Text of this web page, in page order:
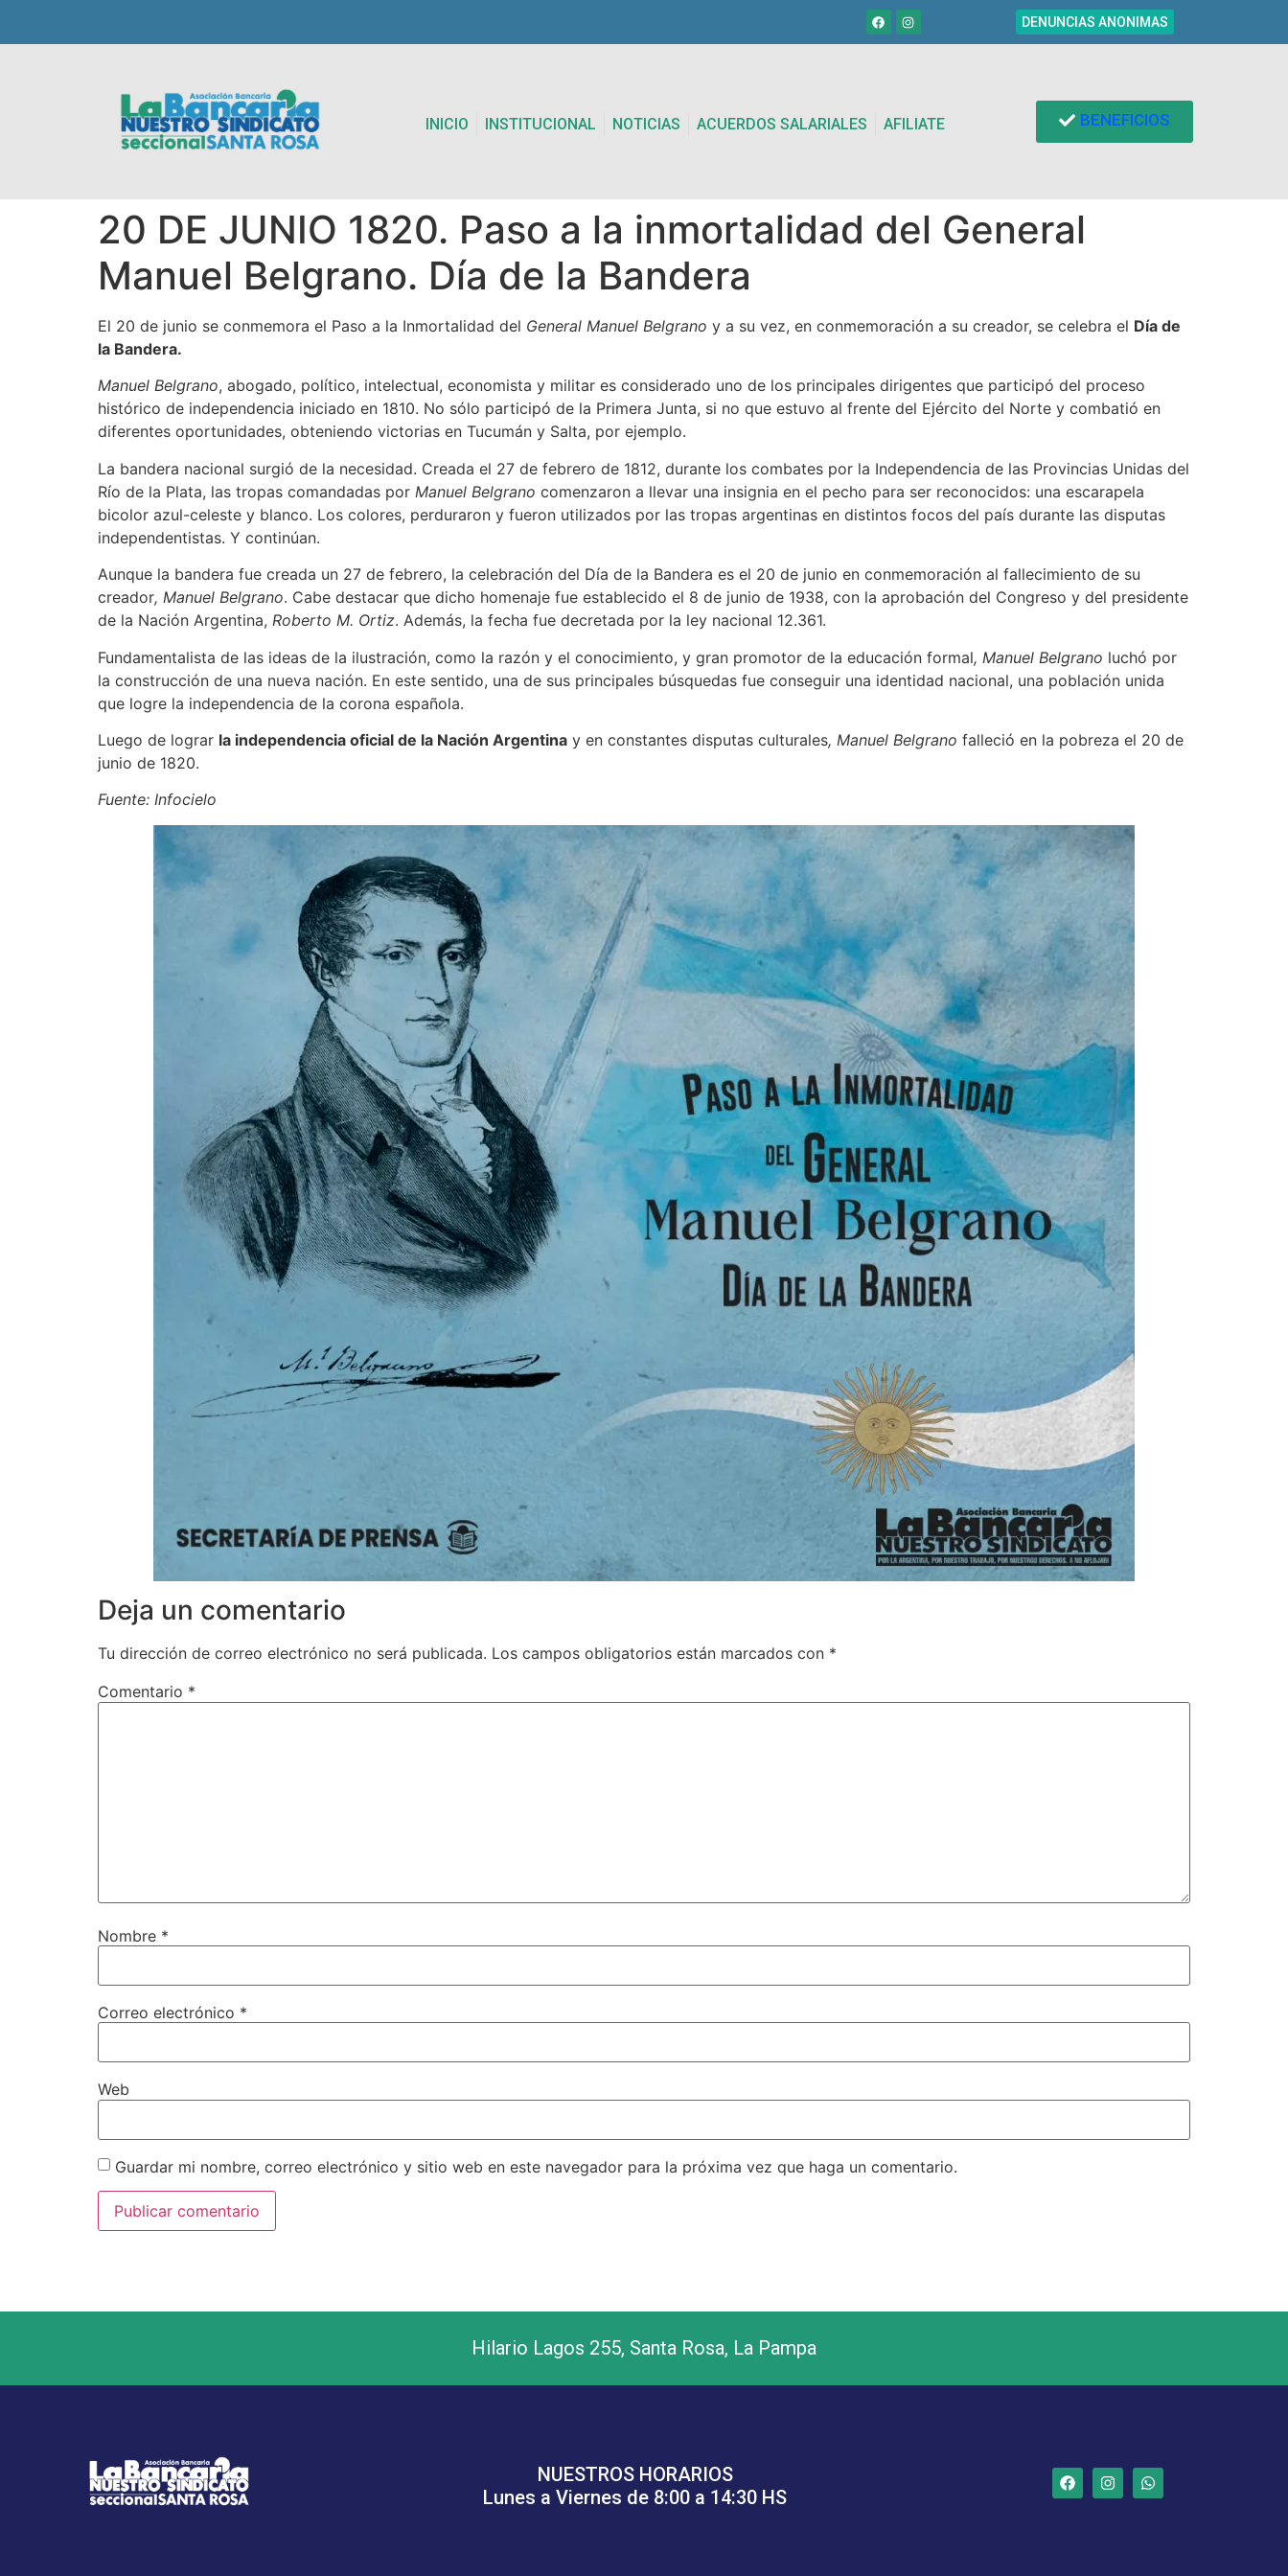
DENUNCIAS ANONIMAS
INICIO INSTITUCIONAL NOTICIAS ACUERDOS SALARIALES AFILIATE BENEFICIOS
20 DE JUNIO 1820. Paso a la inmortalidad del General
Manuel Belgrano. Día de la Bandera
El 20 de junio se conmemora el Paso a la Inmortalidad del General Manuel Belgrano y a su vez, en conmemoración a su creador, se celebra el Día de
la Bandera.
Manuel Belgrano, abogado, político, intelectual, economista y militar es considerado uno de los principales dirigentes que participó del proceso
histórico de independencia iniciado en 1810. No sólo participó de la Primera Junta, si no que estuvo al frente del Ejército del Norte y combatió en
diferentes oportunidades, obteniendo victorias en Tucumán y Salta, por ejemplo.
La bandera nacional surgió de la necesidad. Creada el 27 de febrero de 1812, durante los combates por la Independencia de las Provincias Unidas del
Río de la Plata, las tropas comandadas por Manuel Belgrano comenzaron a llevar una insignia en el pecho para ser reconocidos: una escarapela
bicolor azul-celeste y blanco. Los colores, perduraron y fueron utilizados por las tropas argentinas en distintos focos del país durante las disputas
independentistas. Y continúan.
Aunque la bandera fue creada un 27 de febrero, la celebración del Día de la Bandera es el 20 de junio en conmemoración al fallecimiento de su
creador, Manuel Belgrano. Cabe destacar que dicho homenaje fue establecido el 8 de junio de 1938, con la aprobación del Congreso y del presidente
de la Nación Argentina, Roberto M. Ortiz. Además, la fecha fue decretada por la ley nacional 12.361.
Fundamentalista de las ideas de la ilustración, como la razón y el conocimiento, y gran promotor de la educación formal, Manuel Belgrano luchó por
la construcción de una nueva nación. En este sentido, una de sus principales búsquedas fue conseguir una identidad nacional, una población unida
que logre la independencia de la corona española.
Luego de lograr la independencia oficial de la Nación Argentina y en constantes disputas culturales, Manuel Belgrano falleció en la pobreza el 20 de
junio de 1820.
Fuente: Infocielo
Deja un comentario
Tu dirección de correo electrónico no será publicada. Los campos obligatorios están marcados con *
Comentario *
Nombre *
Correo electrónico *
Web
Guardar mi nombre, correo electrónico y sitio web en este navegador para la próxima vez que haga un comentario.
Hilario Lagos 255, Santa Rosa, La Pampa
NUESTROS HORARIOS
Lunes a Viernes de 8:00 a 14:30 HS